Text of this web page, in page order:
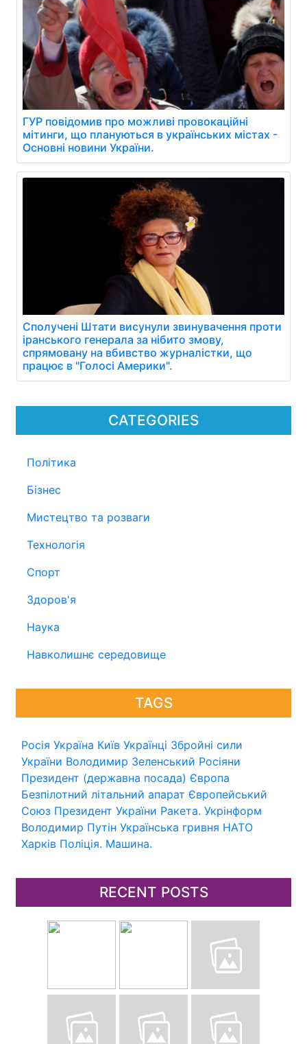
CATEGORIES
Політика
Бізнес
Мистецтво та розваги
Технологія
Спорт
Здоров'я
Наука
Навколишнє середовище
TAGS
Росія Україна Київ Українці Збройні сили
України Володимир Зеленський Росіяни
Президент (державна посада) Європа
Безпілотний літальний апарат Європейський
Союз Президент України Ракета. Укрінформ
Володимир Путін Українська гривня НАТО
Харків Поліція. Машина.
RECENT POSTS
ГУР повідомив про можливі провокаційні
мітинги, що плануються в українських містах -
Основні новини України.
Сполучені Штати висунули звинувачення проти
іранського генерала за нібито змову,
спрямовану на вбивство журналістки, що
працює в "Голосі Америки".